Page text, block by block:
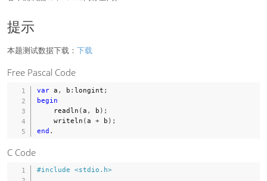
提示
本题测试数据下载：下载
Free Pascal Code
var a , b : longint ;
begin
    readln
(a , b ) ;
    writeln
(a + b ) ;
end .
C Code
#include <stdio.h>